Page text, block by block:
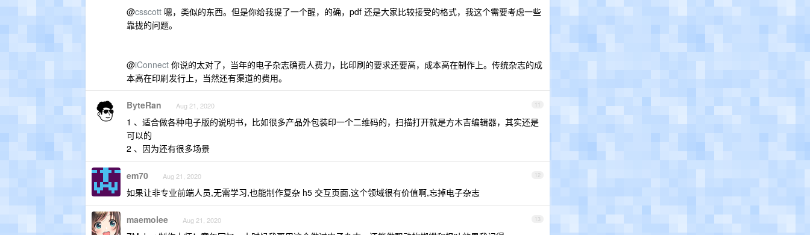
@csscott 嗯，类似的东西。但是你给我提了一个醒，的确，pdf 还是大家比较接受的格式，我这个需要考虑一些
靠拢的问题。
@iConnect 你说的太对了，当年的电子杂志确费人费力，比印刷的要求还要高，成本高在制作上。传统杂志的成
本高在印刷发行上，当然还有渠道的费用。
11
ByteRan Aug 21, 2020
1 、适合做各种电子版的说明书，比如很多产品外包装印一个二维码的，扫描打开就是方木吉编辑器，其实还是
可以的
2 、因为还有很多场景
12
em70 Aug 21, 2020
如果让非专业前端人员,无需学习,也能制作复杂 h5 交互页面,这个领域很有价值啊,忘掉电子杂志
13
maemolee Aug 21, 2020